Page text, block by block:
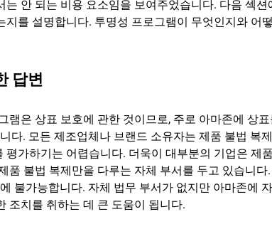
안 되는 비용 요소임을 보여주었습니다. 다음 섹션
를 설명합니다. 투명성 프로그램이 무엇인지와 어
답변
은 상표 보호에 관한 것이므로, 주로 아마존에 상
다. 모든 제조업체나 브랜드 소유자는 제품 불법 복
가하기는 어렵습니다. 더욱이 대부분의 기업은 제
불법 복제만을 다루는 자체 부서를 두고 있습니다
불가능합니다. 자체 법무 부서가 없지만 아마존에
조치를 취하는 데 큰 도움이 됩니다.